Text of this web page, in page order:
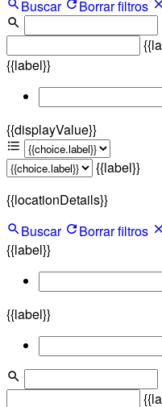
Buscar
Borrar filtros
{{label}}
{{displayValue}}
{{label}}
{{locationDetails}}
Buscar
Borrar filtros
{{label}}
{{label}}